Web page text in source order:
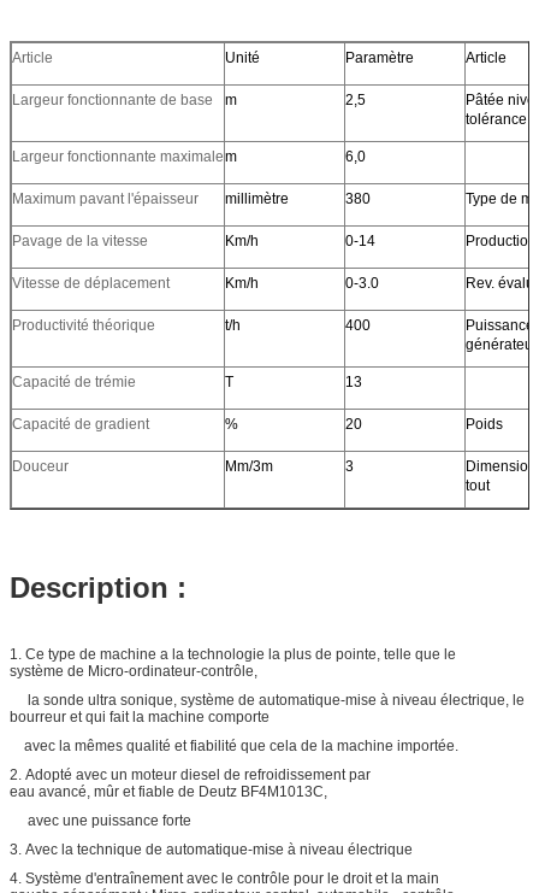
Article Unité Paramètre Article
Largeur fonctionnante de base m 2,5
Pâtée
tolérance
Largeur fonctionnante maximalem 6,0
Maximum pavant l'épaisseur millimètre 380 Type de
Pavage de la vitesse Km/h 0-14
Vitesse de déplacement Km/h 0-3.0 Rev.
Productivité théorique t/h 400
Puissance
générateur
Capacité de trémie T 13
Capacité de gradient % 20 Poids
Douceur Mm/3m 3
tout
Description :
1. Ce type de machine a la technologie la plus de pointe, telle que le
système de Micro-ordinateur-contrôle,
la sonde ultra sonique, système de automatique-mise à niveau électrique, le
bourreur et qui fait la machine comporte
avec la mêmes qualité et fiabilité que cela de la machine importée.
2. Adopté avec un moteur diesel de refroidissement par
eau avancé, mûr et fiable de Deutz BF4M1013C,
avec une puissance forte
3. Avec la technique de automatique-mise à niveau électrique
4. Système d'entraînement avec le contrôle pour le droit et la main